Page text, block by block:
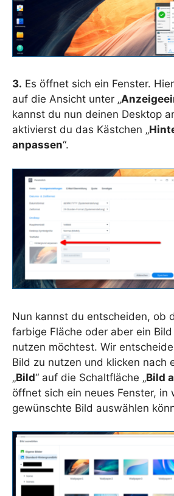
3. Es öffnet sich ein Fenster.
auf die Ansicht unter „
kannst du nun deinen Desktop
aktivierst du das Kästchen „
anpassen“.
Nun kannst du entscheiden, ob
farbige Fläche oder aber ein
nutzen möchtest. Wir
Bild zu nutzen und klicken nach
„Bild“ auf die Schaltfläche „Bild
öffnet sich ein neues Fenster, in
gewünschte Bild auswählen